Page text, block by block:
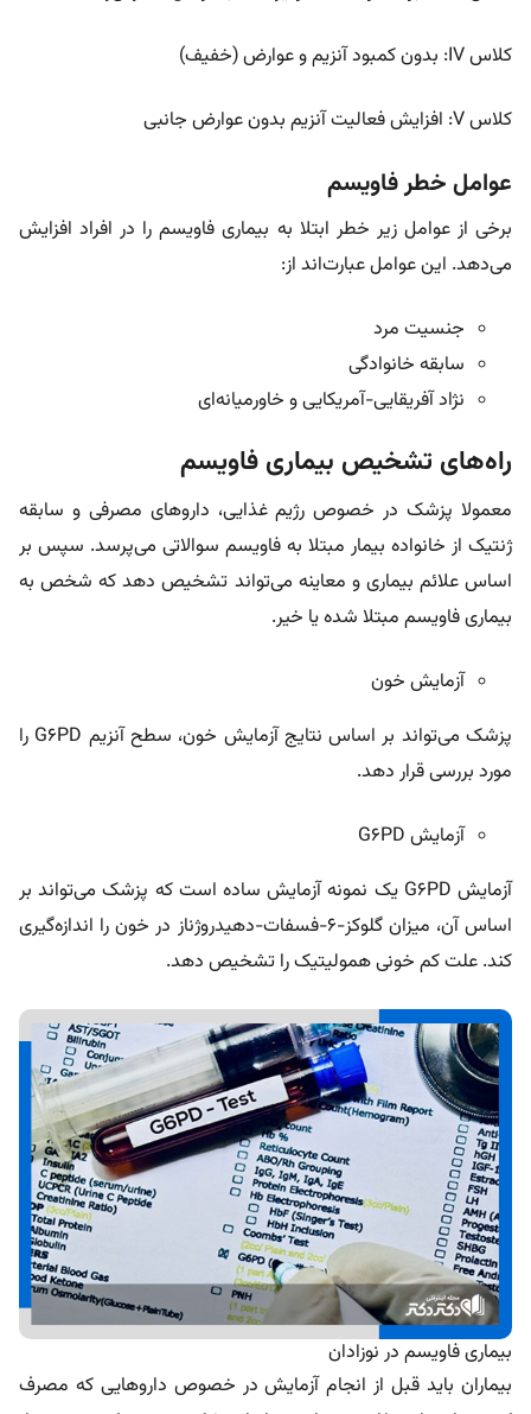
کلاس IV: بدون کمبود آنزیم و عوارض (خفیف)
کلاس V: افزایش فعالیت آنزیم بدون عوارض جانبی
عوامل خطر فاویسم
برخی از عوامل زیر خطر ابتلا به بیماری فاویسم را در افراد افزایش
می‌دهد. این عوامل عبارت‌اند از:
جنسیت مرد
سابقه خانوادگی
نژاد آفریقایی-آمریکایی و خاورمیانه‌ای
راه‌های تشخیص بیماری فاویسم
معمولا پزشک در خصوص رژیم غذایی، دارو‌های مصرفی و سابقه
ژنتیک از خانواده بیمار مبتلا به فاویسم سوالاتی می‌پرسد. سپس بر
اساس علائم بیماری و معاینه می‌تواند تشخیص دهد که شخص به
بیماری فاویسم مبتلا شده یا خیر.
آزمایش خون
پزشک می‌تواند بر اساس نتایج آزمایش خون، سطح آنزیم G6PD را
مورد بررسی قرار دهد.
آزمایش G6PD
آزمایش G6PD یک نمونه آزمایش ساده‌ است که پزشک می‌تواند بر
اساس آن، میزان گلوکز-۶-فسفات-دهیدروژناز در خون را اندازه‌گیری
کند. علت کم خونی همولیتیک را تشخیص دهد.
بیماری فاویسم در نوزادان
بیماران باید قبل از انجام آزمایش در خصوص داروهایی که مصرف